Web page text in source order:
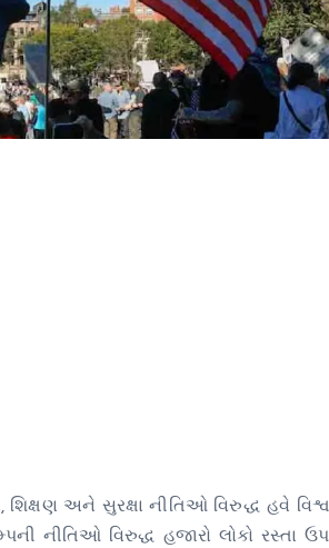
અને સુરક્ષા નીતિઓ વિરુદ્ધ હવે
નીતિઓ વિરુદ્ધ હજારો લોકો રસ્તા ઉપર